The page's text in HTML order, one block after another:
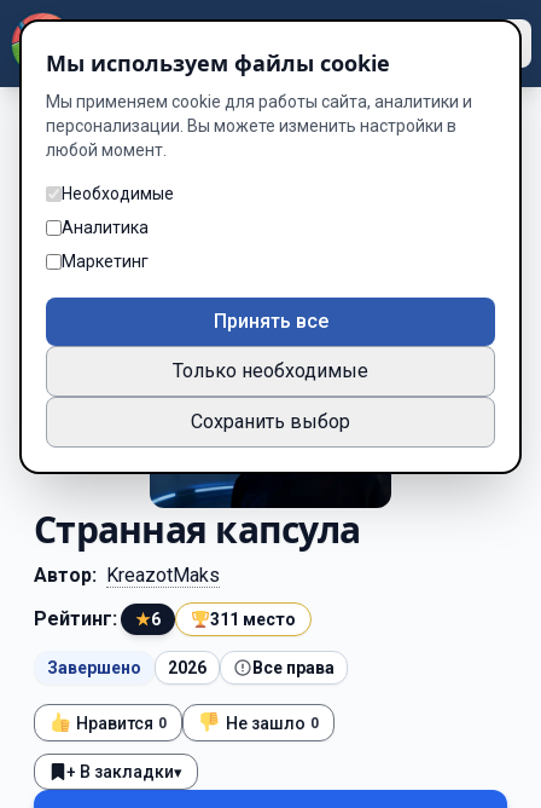
Странная капсула
Автор: KreazotMaks
Рейтинг:
★6 311 место
Завершено 2026 Все права
Нравится 0 Не зашло 0
+ В закладки▾
Мы используем файлы cookie
Мы применяем cookie для работы сайта, аналитики и
персонализации. Вы можете изменить настройки в
любой момент.
Необходимые
Аналитика
Маркетинг
Принять все
Только необходимые
Сохранить выбор